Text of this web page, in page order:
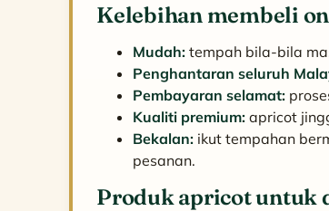
Kelebihan membeli
Mudah: tempah bila-bila
Penghantaran seluruh
Pembayaran selamat:
Kualiti premium: apricot
Bekalan: ikut tempahan
pesanan.
Produk apricot untuk